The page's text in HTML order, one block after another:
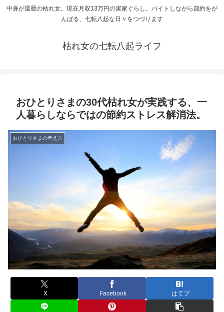
中身が還暦の枯れ女。現在月収13万円の実家ぐらし。バイトしながら節約をが
んばる、七転八起な日々をつづります
枯れ女の七転八起ライフ
おひとりさまの30代枯れ女が実践する、一
人暮らしならではの節約ストレス解消法。
おひとりさまの考え方
X Facebook はてブ